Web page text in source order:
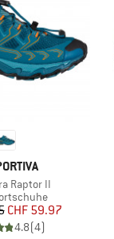
Raptor II
Preis
reduzierter Preis
CHF 59.97
4.8(4)